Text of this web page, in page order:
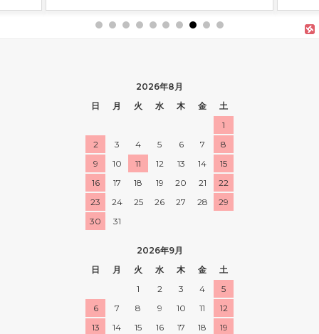
2026年8月
日
月 火 水 木 金
土
1
2
3 4 5 6 7
8
9
10 11 12 13 14
15
16
17 18 19 20 21
22
23
24 25 26 27 28
29
30
31
2026年9月
日
月 火 水 木 金
土
1
2 3 4
5
6
7 8 9 10 11
12
13
14 15 16 17 18
19